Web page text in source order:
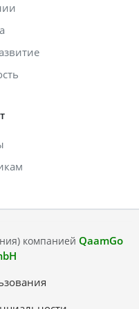
компанией QaamGo